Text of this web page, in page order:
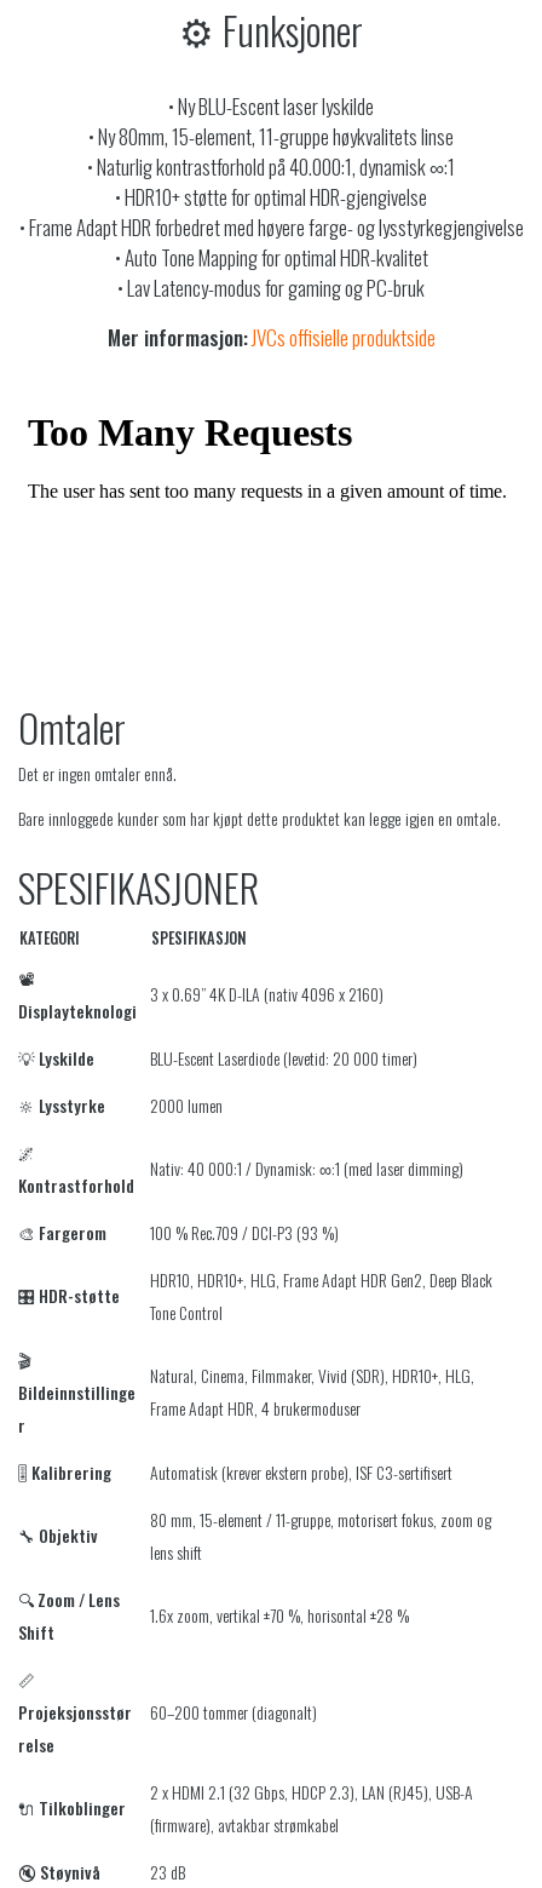
⚙️ Funksjoner
• Ny BLU-Escent laser lyskilde
• Ny 80mm, 15-element, 11-gruppe høykvalitets linse
• Naturlig kontrastforhold på 40.000:1, dynamisk ∞:1
• HDR10+ støtte for optimal HDR-gjengivelse
• Frame Adapt HDR forbedret med høyere farge- og lysstyrkegjengivelse
• Auto Tone Mapping for optimal HDR-kvalitet
• Lav Latency-modus for gaming og PC-bruk
Mer informasjon:JVCs offisielle produktside
Omtaler
Det er ingen omtaler ennå.
Bare innloggede kunder som har kjøpt dette produktet kan legge igjen en omtale.
SPESIFIKASJONER
KATEGORI SPESIFIKASJON
📽️
Displayteknologi
3 x 0.69” 4K D-ILA (nativ 4096 x 2160)
💡 Lyskilde
BLU-Escent Laserdiode (levetid: 20 000 timer)
🔆 Lysstyrke
2000 lumen
🌌
Kontrastforhold
Nativ: 40 000:1 / Dynamisk: ∞:1 (med laser dimming)
🎨 Fargerom 100 % Rec.709 / DCI-P3 (93 %)
🎛️ HDR-støtte
HDR10, HDR10+, HLG, Frame Adapt HDR Gen2, Deep Black
Tone Control
🎬
Bildeinnstillinge
r
Natural, Cinema, Filmmaker, Vivid (SDR), HDR10+, HLG,
Frame Adapt HDR, 4 brukermoduser
🎚️ Kalibrering Automatisk (krever ekstern probe), ISF C3-sertifisert
🔧 Objektiv
80 mm, 15-element / 11-gruppe, motorisert fokus, zoom og
lens shift
🔍 Zoom / Lens
Shift
1.6x zoom, vertikal ±70 %, horisontal ±28 %
📏
Projeksjonsstør
relse
60–200 tommer (diagonalt)
🔌 Tilkoblinger
2 x HDMI 2.1 (32 Gbps, HDCP 2.3), LAN (RJ45), USB-A
(firmware), avtakbar strømkabel
🔇 Støynivå 23 dB